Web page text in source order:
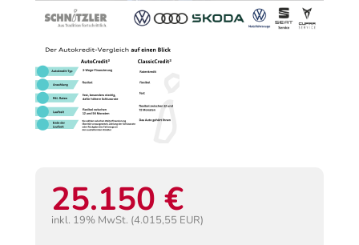
25.150 €
inkl. 19% MwSt. (4.015,55 EUR)